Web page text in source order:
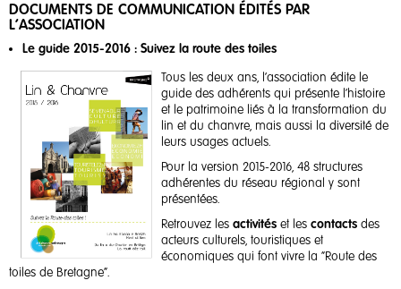
DOCUMENTS DE COMMUNICATION ÉDITÉS PAR
L’ASSOCIATION
Le guide 2015-2016 : Suivez la route des toiles
Tous les deux ans, l’association édite le
guide des adhérents qui présente l'histoire
et le patrimoine liés à la transformation du
lin et du chanvre, mais aussi la diversité de
leurs usages actuels.
Pour la version 2015-2016, 48 structures
adhérentes du réseau régional y sont
présentées.
Retrouvez les activités et les contacts des
acteurs culturels, touristiques et
économiques qui font vivre la "Route des
toiles de Bretagne".